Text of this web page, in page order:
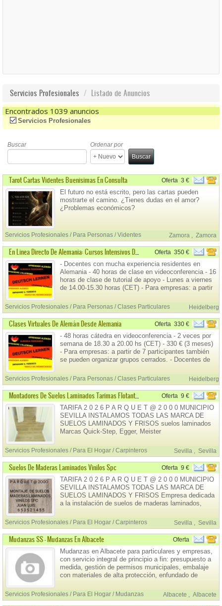
Servicios Profesionales Listado de Anuncios
Encontrados 1039 anuncios
(-) Remove Servicios Profesionales Filter
Servicios Profesionales
Buscar
Ordenar por
Buscar
Tarot Cartas Videntes Buenisimas En Consulta Oferta 3 €
El futuro no está escrito, pero las cartas pueden
mostrarte el camino. ¿Tienes dudas en el amor?
¿Problemas económicos?
Servicios Profesionales / Para Personas / Videntes Zamora , Zamora
En Linea Directo De Alemania: Cursos Intensivos De Alemán Oferta 350 €
- Docentes con mucha experiencia residentes en
Alemania - 40 horas de clase en videoconferencia - 16
horas de clase de tutorial de apoyo - Lunes a viernes
de 14.00-15.30 horas (CET) - Para empresas: a partir
grupos cerrados. - 350 € Mensuales Pide más
informaciones sin compromiso!
Servicios Profesionales / Para Personas / Clases Particulares Heidelberg
Clases Virtuales De Alemán Desde Alemania Oferta 330 €
- 48 horas cátedra en videoconferencia - 2 veces por
semana de 18.30 a 20.00 hs (CET) - 330 € (3 meses)
- Para empresas: a partir de 7 participantes también
se pueden organizar grupos cerrados. - Docentes de
experiencia Pide más informaciones sin compromiso!
aleman@heidelberger-paedagogium.de HE
Servicios Profesionales / Para Personas / Clases Particulares Heidelberg
Montadores De Suelos Laminados Tarimas Flotantes Oferta 9 €
TARIFA 2 0 2 6 P A R Q U E T @ 2 0 0 0 MUNICIPIO
SEVILLA INSTALAMOS TODAS LAS MARCA DE
SUELOS LAMINADOS Y FRISOS suelos laminados
Marcas Quick-Step, Egger, Meister
(ARTENS) Obramar ( FINSA ORIGEN DESINER ,
Kronospan ,haro, TRABAJAMOS CON
DISTRIBUIDORE
Servicios Profesionales / Para El Hogar / Carpinteros Sevilla , Sevilla
Suelos De Maderas Laminados Vinilos Spc Oferta 9 €
TARIFA 2 0 2 6 P A R Q U E T @ 2 0 0 0 MUNICIPIO
SEVILLA INSTALAMOS TODAS LAS MARCA DE
SUELOS LAMINADOS Y FRISOS Empresa dedicada
a la instalación de suelos de maderas laminados,
frisos desde 1998. Trabajamos con:Empresas de
Reformas,Construc
Servicios Profesionales / Para El Hogar / Carpinteros Sevilla , Sevilla
Mudanzas SS - Mudanzas En Albacete Oferta
Mudanzas en Albacete para particulares y empresas,
con servicio integral de principio a fin: presupuesto a
medida, gestión de permisos municipales, embalaje
con materiales de alta protección, enfundado de
Servicios Profesionales / Para El Hogar / Mudanzas Albacete , Albacete